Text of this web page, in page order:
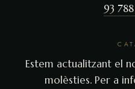
93
Estem actualitzant el
molèsties. Per a